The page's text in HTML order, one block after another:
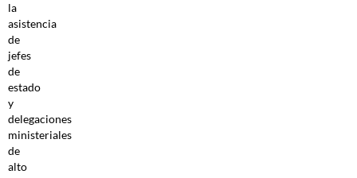
la
asistencia
de
jefes
de
estado
y
delegaciones
ministeriales
de
alto